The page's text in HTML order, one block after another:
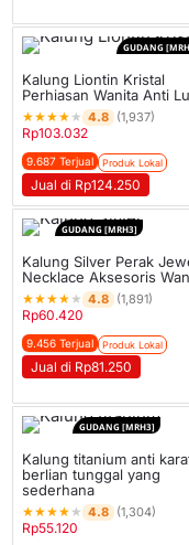
GUDANG
Kalung Liontin Kristal
Perhiasan Wanita Anti
★★★★ ★ 4.8 (1,937)
Rp103.032
9.687 Terjual Produk Lokal
Jual di Rp124.250
GUDANG [MRH3]
Kalung Silver Perak
Necklace Aksesoris
★★★★ ★ 4.8 (1,891)
Rp60.420
9.456 Terjual Produk Lokal
Jual di Rp81.250
GUDANG [MRH3]
Kalung titanium anti
berlian tunggal yang
sederhana
★★★★ ★ 4.8 (1,304)
Rp55.120